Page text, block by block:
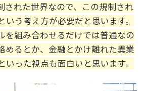
された世界なので、この規制され
いう考え方が必要だと思います。
を組み合わせるだけでは普通なの
めるとか、金融とかけ離れた異業
いった視点も面白いと思います。